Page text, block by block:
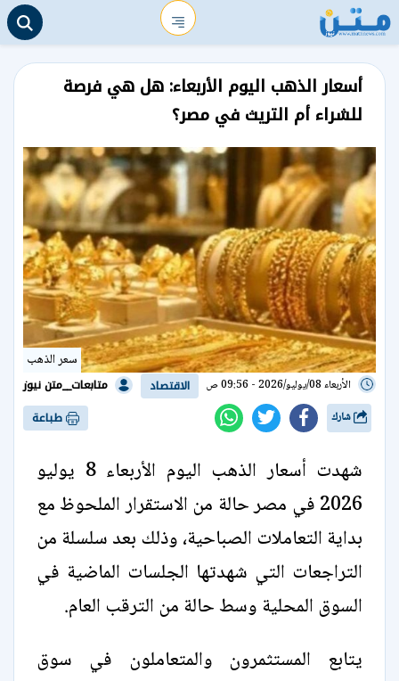
أسعار الذهب اليوم الأربعاء: هل هي فرصة
للشراء أم التريث في مصر؟
سعر الذهب
الأربعاء 08/يوليو/2026 - 09:56 ص الاقتصاد متابعات__متن نيوز
طباعة
شهدت أسعار الذهب اليوم الأربعاء 8 يوليو
2026 في مصر حالة من الاستقرار الملحوظ مع
بداية التعاملات الصباحية، وذلك بعد سلسلة من
التراجعات التي شهدتها الجلسات الماضية في
السوق المحلية وسط حالة من الترقب العام.
يتابع المستثمرون والمتعاملون في سوق